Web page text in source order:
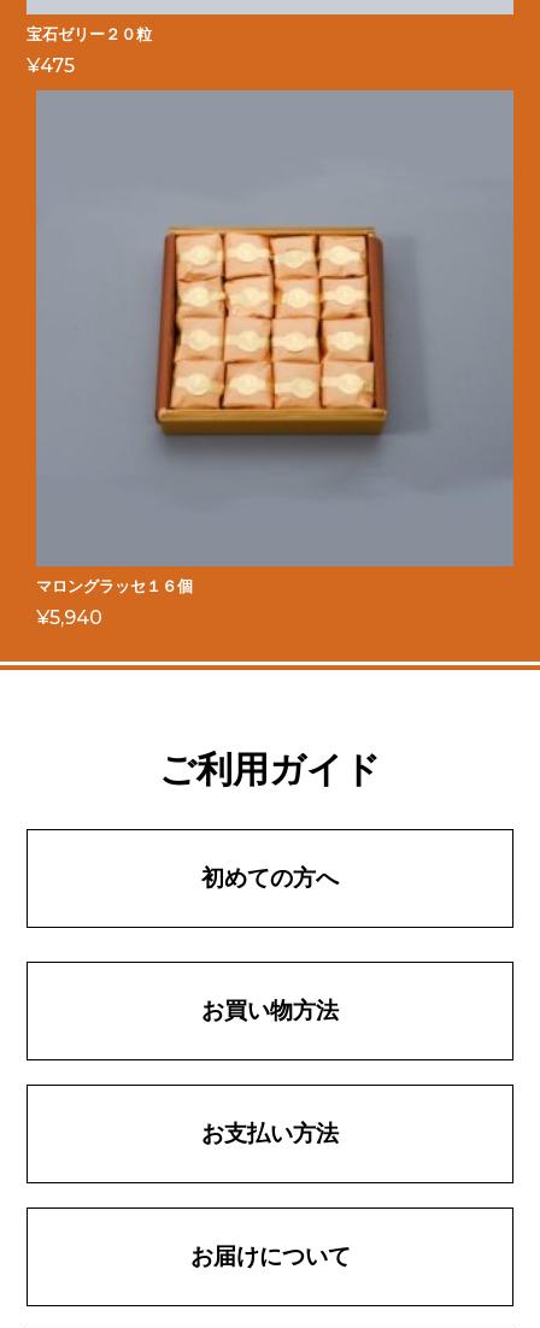
宝石ゼリー２０粒
¥475
マロングラッセ１６個
¥5,940
ご利用ガイド
初めての方へ
お買い物方法
お支払い方法
お届けについて